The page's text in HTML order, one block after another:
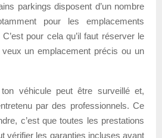
parkings disposent d’un nombre
pour les emplacements
pour cela qu’il faut réserver le
un emplacement précis ou un
véhicule peut être surveillé et,
par des professionnels. Ce
c’est que toutes les prestations
vérifier les garanties incluses avant